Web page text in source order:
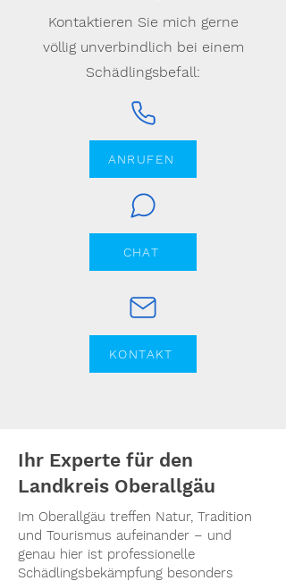
Kontaktieren Sie mich gerne
völlig unverbindlich bei einem
Schädlingsbefall:
ANRUFEN
CHAT
KONTAKT
Ihr Experte für den
Landkreis Oberallgäu
Im Oberallgäu treffen Natur, Tradition
und Tourismus aufeinander – und
genau hier ist professionelle
Schädlingsbekämpfung besonders